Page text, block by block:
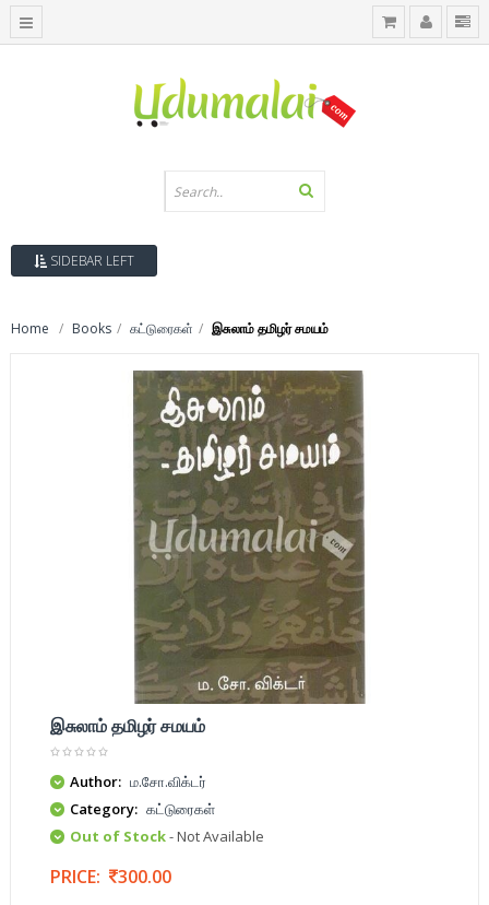
SIDEBAR LEFT
Home Books கட்டுரைகள் இசுலாம் தமிழர் சமயம்
இசுலாம் தமிழர் சமயம்
Author: ம.சோ.விக்டர்
Category: கட்டுரைகள்
Out of Stock- Not Available
PRICE: 300.00